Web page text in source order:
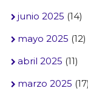
junio 2025 (14)
mayo 2025 (12)
abril 2025 (11)
marzo 2025 (17)